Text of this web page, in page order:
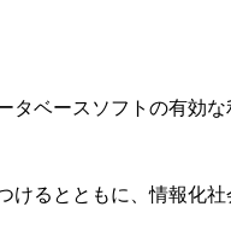
タベースソフトの有効
けるとともに、情報化